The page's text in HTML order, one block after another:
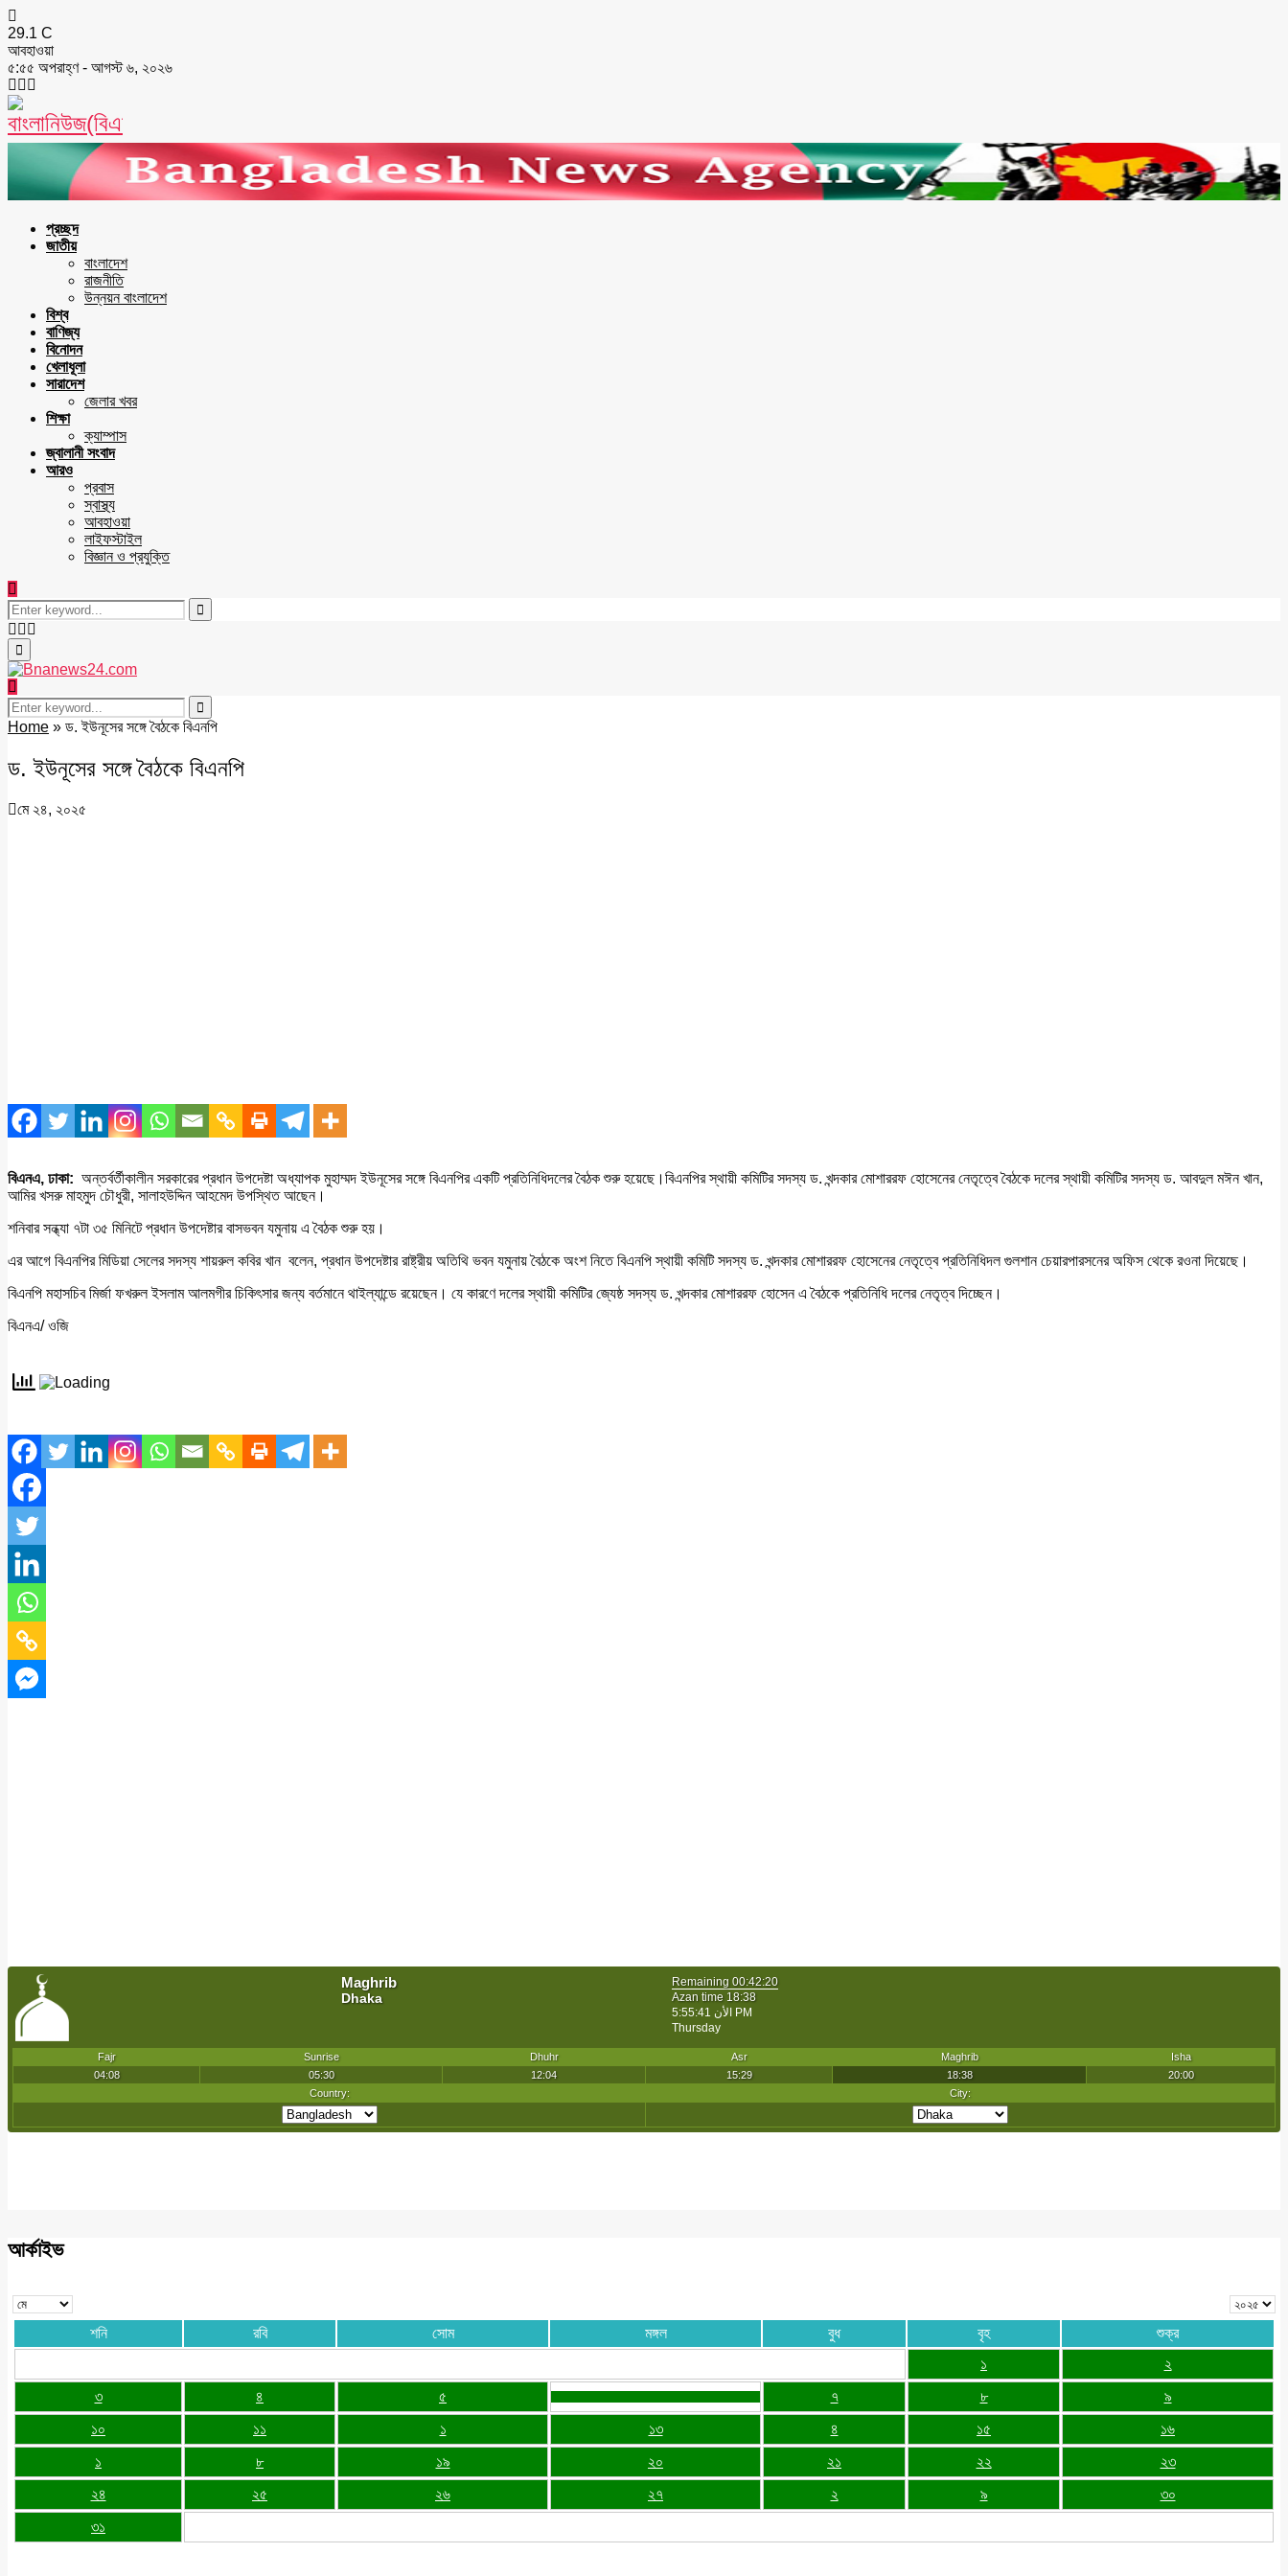
29.1 C
আবহাওয়া
৫:৫৫ অপরাহ্ণ - আগস্ট ৬, ২০২৬
Facebook
Twitter
প্রচ্ছদ
জাতীয়
বাংলাদেশ
রাজনীতি
উন্নয়ন বাংলাদেশ
বিশ্ব
বাণিজ্য
বিনোদন
খেলাধূলা
সারাদেশ
জেলার খবর
শিক্ষা
ক্যাম্পাস
জ্বালানী সংবাদ
আরও
প্রবাস
স্বাস্থ্য
আবহাওয়া
লাইফস্টাইল
বিজ্ঞান ও প্রযুক্তি
Search
for:
Search
Facebook
Twitter
Primary
Menu
Search
for:
Search
Home » ড. ইউনূসের সঙ্গে বৈঠকে বিএনপি
ড. ইউনূসের সঙ্গে বৈঠকে বিএনপি
মে ২৪, ২০২৫
বিএনএ, ঢাকা: অন্তর্বর্তীকালীন সরকারের প্রধান উপদেষ্টা অধ্যাপক মুহাম্মদ ইউনূসের সঙ্গে বিএনপির একটি প্রতিনিধিদলের বৈঠক শুরু হয়েছে।বিএনপির স্থায়ী কমিটির সদস্য ড. খন্দকার মোশাররফ হোসেনের নেতৃত্বে বৈঠকে দলের স্থায়ী কমিটির সদস্য ড. আবদুল মঈন খান,
আমির খসরু মাহমুদ চৌধুরী, সালাহউদ্দিন আহমেদ উপস্থিত আছেন।
শনিবার সন্ধ্যা ৭টা ৩৫ মিনিটে প্রধান উপদেষ্টার বাসভবন যমুনায় এ বৈঠক শুরু হয়।
এর আগে বিএনপির মিডিয়া সেলের সদস্য শায়রুল কবির খান বলেন, প্রধান উপদেষ্টার রাষ্ট্রীয় অতিথি ভবন যমুনায় বৈঠকে অংশ নিতে বিএনপি স্থায়ী কমিটি সদস্য ড. খন্দকার মোশাররফ হোসেনের নেতৃত্বে প্রতিনিধিদল গুলশান চেয়ারপারসনের অফিস থেকে রওনা দিয়েছে।
বিএনপি মহাসচিব মির্জা ফখরুল ইসলাম আলমগীর চিকিৎসার জন্য বর্তমানে থাইল্যান্ডে রয়েছেন। যে কারণে দলের স্থায়ী কমিটির জ্যেষ্ঠ সদস্য ড. খন্দকার মোশাররফ হোসেন এ বৈঠকে প্রতিনিধি দলের নেতৃত্ব দিচ্ছেন।
বিএনএ/ ওজি
আর্কাইভ
শনি রবি সোম মঙ্গল বুধ বৃহ
শুক্র
১
২
৩
৪ ৫ ৭ ৮
৯
১০
১১ ১ ১৩ ৪ ১৫
১৬
১
৮ ১৯ ২০ ২১ ২২
২৩
২৪
২৫ ২৬ ২৭ ২ ৯
৩০
৩১